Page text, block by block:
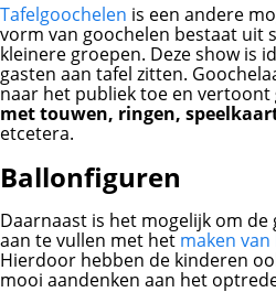
Tafelgoochelen is een andere
vorm van goochelen bestaat uit
kleinere groepen. Deze show is
gasten aan tafel zitten.
naar het publiek toe en vertoont
met touwen, ringen,
etcetera.
Ballonfiguren
Daarnaast is het mogelijk om de
aan te vullen met het maken
Hierdoor hebben de kinderen
mooi aandenken aan het